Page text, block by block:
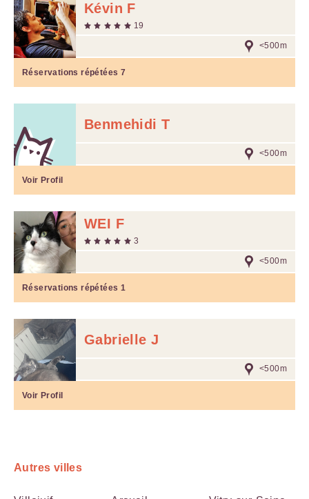
Kévin F
19
<500m
Réservations répétées 7
Benmehidi T
<500m
Voir Profil
WEI F
3
<500m
Réservations répétées 1
Gabrielle J
<500m
Voir Profil
Autres villes